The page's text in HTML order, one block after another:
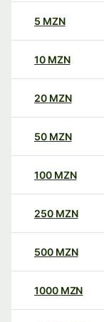
5 MZN
10 MZN
20 MZN
50 MZN
100 MZN
250 MZN
500 MZN
1000 MZN